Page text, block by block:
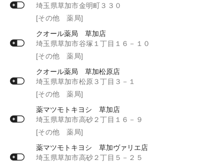
埼玉県草加市金明町３３０
[その他 薬局]
クオール薬局 草加店
埼玉県草加市谷塚１丁目１６－１０
[その他 薬局]
クオール薬局 草加松原店
埼玉県草加市松原３丁目３－１
[その他 薬局]
薬マツモトキヨシ 草加店
埼玉県草加市高砂２丁目１６－９
[その他 薬局]
薬マツモトキヨシ 草加ヴァリエ店
埼玉県草加市高砂２丁目５－２５